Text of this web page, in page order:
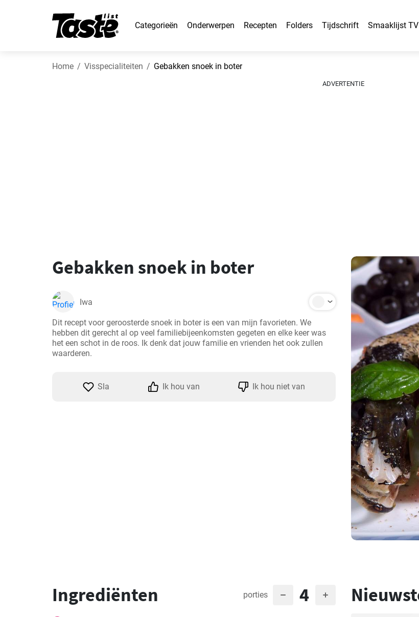
Categorieën Onderwerpen Recepten Folders Tijdschrift Smaaklijst TV
Home Visspecialiteiten Gebakken snoek in boter
ADVERTENTIE
Gebakken snoek in boter
Iwa
Dit recept voor geroosterde snoek in boter is een van mijn favorieten. We
hebben dit gerecht al op veel familiebijeenkomsten gegeten en elke keer was
het een schot in de roos. Ik denk dat jouw familie en vrienden het ook zullen
Sla Ik hou van Ik hou niet van
Ingrediënten porties 4